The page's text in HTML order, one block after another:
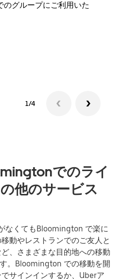
グループにご利用いた
1/4
でのライ
他のサービス
なくてもBloomington で楽に
動やレストランでのご友人と
、さまざまな目的地への移動
。Bloomington での移動を開
サインインするか、Uberア